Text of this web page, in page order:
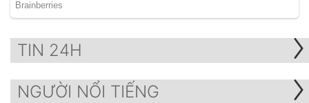
TIN 24H
NGƯỜI NỔI TIẾNG